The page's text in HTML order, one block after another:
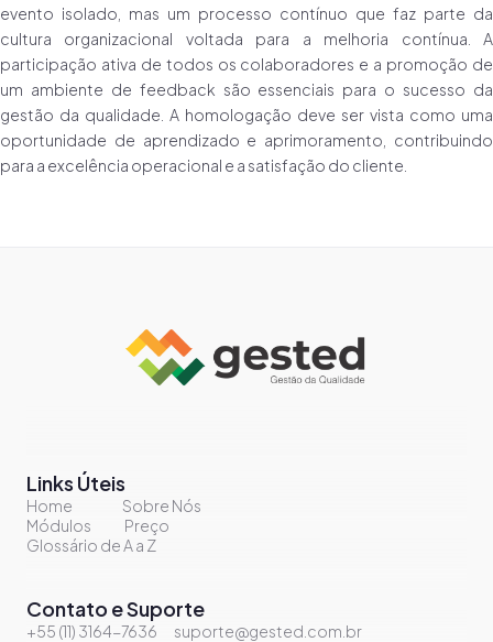
evento isolado, mas um processo contínuo que faz parte da
cultura organizacional voltada para a melhoria contínua. A
participação ativa de todos os colaboradores e a promoção de
um ambiente de feedback são essenciais para o sucesso da
gestão da qualidade. A homologação deve ser vista como uma
oportunidade de aprendizado e aprimoramento, contribuindo
para a excelência operacional e a satisfação do cliente.
Links Úteis
Home
Sobre Nós
Módulos
Preço
Glossário de A a Z
Contato e Suporte
+55 (11) 3164-7636
suporte@gested.com.br